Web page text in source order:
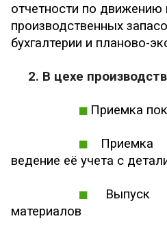
отчетности по движению
производственных
бухгалтерии и планово-
2. В цехе
Приемка
Приемка
ведение её учета с
Выпуск
материалов